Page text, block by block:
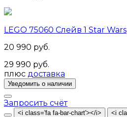
LEGO 75060 Слейв 1 Star Wars
20 990 руб.
29 990 руб.
плюс доставка
Запросить счёт